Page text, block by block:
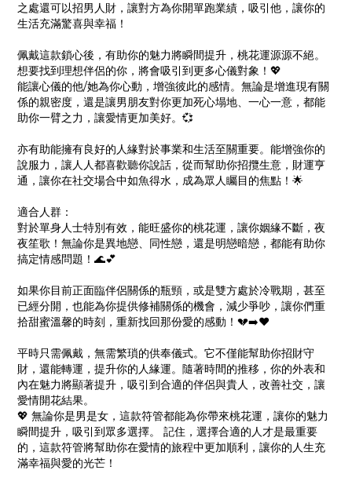
之處還可以招男人財，讓對方為你開單跑業績，吸引他，讓你的
生活充滿驚喜與幸福！
佩戴這款鎖心後，有助你的魅力將瞬間提升，桃花運源源不絕。
想要找到理想伴侶的你，將會吸引到更多心儀對象！💖
能讓心儀的他/她為你心動，增強彼此的感情。無論是增進現有關
係的親密度，還是讓男朋友對你更加死心塌地、一心一意，都能
助你一臂之力，讓愛情更加美好。💞
亦有助能擁有良好的人緣對於事業和生活至關重要。能增強你的
說服力，讓人人都喜歡聽你說話，從而幫助你招攬生意，財運亨
通，讓你在社交場合中如魚得水，成為眾人矚目的焦點！🌟
適合人群：
對於單身人士特別有效，能旺盛你的桃花運，讓你姻緣不斷，夜
夜笙歌！無論你是異地戀、同性戀，還是明戀暗戀，都能有助你
搞定情感問題！🌊💕
如果你目前正面臨伴侶關係的瓶頸，或是雙方處於冷戰期，甚至
已經分開，也能為你提供修補關係的機會，減少爭吵，讓你們重
拾甜蜜溫馨的時刻，重新找回那份愛的感動！💔➡️❤️
平時只需佩戴，無需繁瑣的供奉儀式。它不僅能幫助你招財守
財，還能轉運，提升你的人緣運。隨著時間的推移，你的外表和
內在魅力將顯著提升，吸引到合適的伴侶與貴人，改善社交，讓
愛情開花結果。
💖 無論你是男是女，這款符管都能為你帶來桃花運，讓你的魅力
瞬間提升，吸引到眾多選擇。 記住，選擇合適的人才是最重要
的，這款符管將幫助你在愛情的旅程中更加順利，讓你的人生充
滿幸福與愛的光芒！